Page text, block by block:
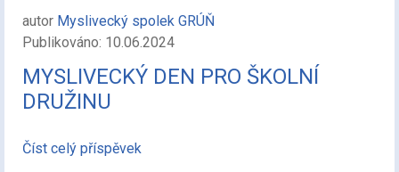
autor Myslivecký spolek GRÚŇ
Publikováno: 10.06.2024
MYSLIVECKÝ DEN PRO ŠKOLNÍ
DRUŽINU
Číst celý příspěvek